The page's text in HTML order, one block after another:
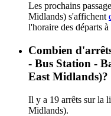
Les prochains
Midlands) s'affichent
l'horaire des départs
Combien
- Bus Station -
East Midlands)?
Il y a 19 arrêts sur la
Midlands).